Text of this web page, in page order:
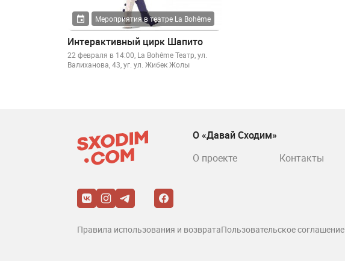
Мероприятия в театре La Bohême
Интерактивный цирк Шапито
22 февраля в 14:00, La Bohême Театр, ул.
Валиханова, 43, уг. ул. Жибек Жолы
О «Давай Сходим»
О проекте
Контакты
Правила использования и возвратаПользовательское соглашение